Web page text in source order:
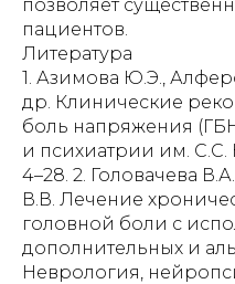
Литература
1. Азимова Ю.Э.,
др. Клинические
боль напряжения
и психиатрии им. С.С.
4–28. 2. Головачева
В.В. Лечение
головной боли с
дополнительных и
Неврология,